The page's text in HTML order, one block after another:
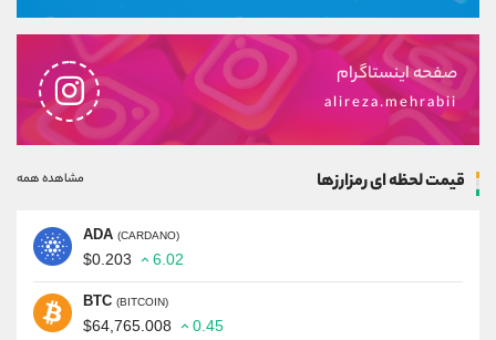
صفحه اینستاگرام
alireza.mehrabii
قیمت لحظه ای رمزارزها مشاهده همه
ADA (CARDANO)
$0.203 6.02
BTC (BITCOIN)
$64,765.008 0.45